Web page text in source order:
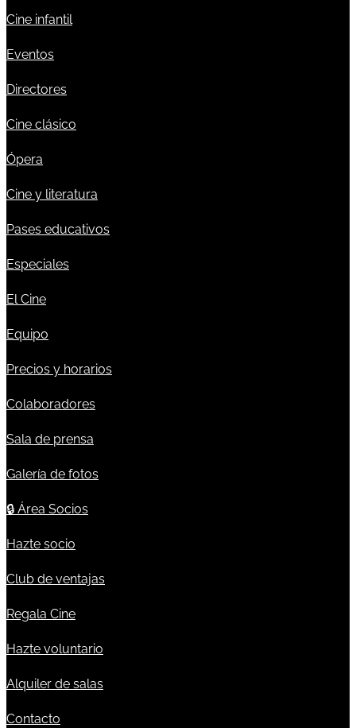
Cine infantil
Eventos
Directores
Cine clásico
Ópera
Cine y literatura
Pases educativos
Especiales
El Cine
Equipo
Precios y horarios
Colaboradores
Sala de prensa
Galería de fotos
🔒 Área Socios
Hazte socio
Club de ventajas
Regala Cine
Hazte voluntario
Alquiler de salas
Contacto